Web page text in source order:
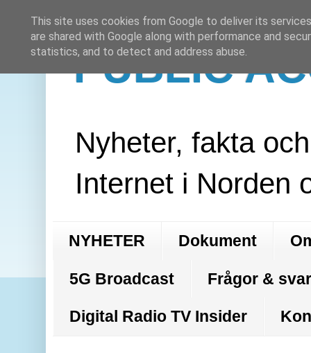
PUBLIC
Nyheter, fakta
Internet i Norden
NYHETER Dokument
5G Broadcast Frågor &
Digital Radio TV Insider
This site uses cookies from Google to deliver its
are shared with Google along with performance and
statistics, and to detect and address abuse.